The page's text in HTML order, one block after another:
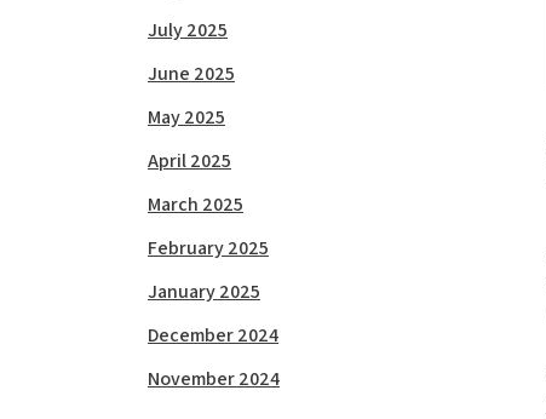
July 2025
June 2025
May 2025
April 2025
March 2025
February 2025
January 2025
December 2024
November 2024